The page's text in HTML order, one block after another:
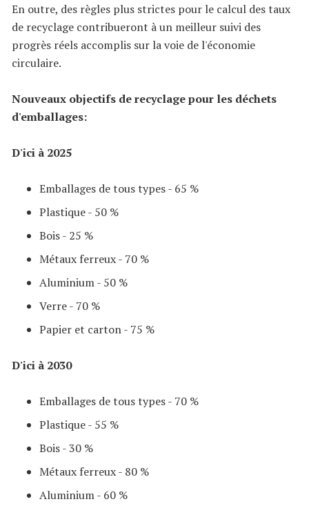
En outre, des règles plus strictes pour le calcul des taux
de recyclage contribueront à un meilleur suivi des
progrès réels accomplis sur la voie de l'économie
circulaire.
Nouveaux objectifs de recyclage pour les déchets
d'emballages:
D'ici à 2025
Emballages de tous types - 65 %
Plastique - 50 %
Bois - 25 %
Métaux ferreux - 70 %
Aluminium - 50 %
Verre - 70 %
Papier et carton - 75 %
D'ici à 2030
Emballages de tous types - 70 %
Plastique - 55 %
Bois - 30 %
Métaux ferreux - 80 %
Aluminium - 60 %